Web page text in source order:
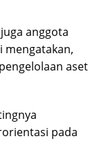
anggota
mengatakan,
aset
pada